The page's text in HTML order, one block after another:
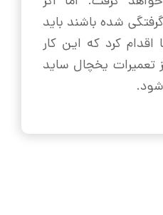
شده باشند باید
کرد که این کار
تعمیرات یخچال ساید
شود.